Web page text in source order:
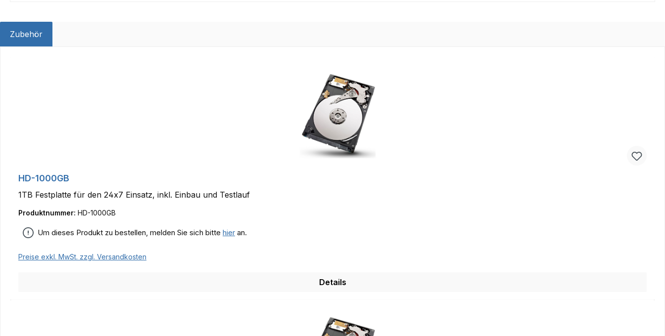
Zubehör
HD-1000GB
1TB Festplatte für den 24x7 Einsatz, inkl. Einbau und Testlauf
Produktnummer: HD-1000GB
Um dieses Produkt zu bestellen, melden Sie sich bitte hier an.
Preise exkl. MwSt. zzgl. Versandkosten
Details